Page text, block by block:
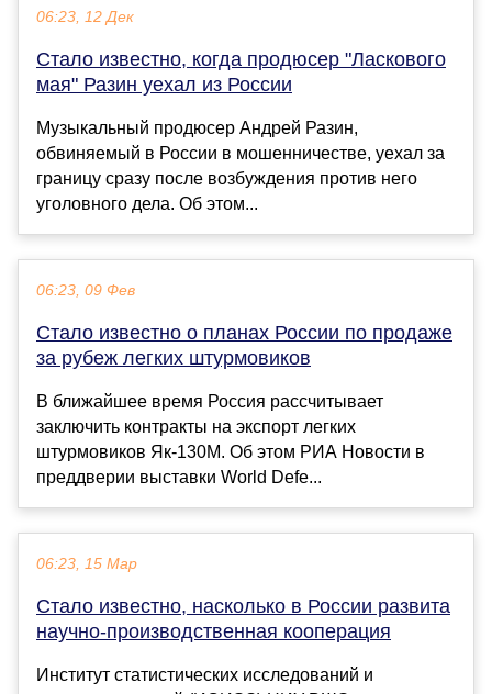
06:23, 12 Дек
Стало известно, когда продюсер "Ласкового
мая" Разин уехал из России
Музыкальный продюсер Андрей Разин,
обвиняемый в России в мошенничестве, уехал за
границу сразу после возбуждения против него
уголовного дела. Об этом...
06:23, 09 Фев
Стало известно о планах России по продаже
за рубеж легких штурмовиков
В ближайшее время Россия рассчитывает
заключить контракты на экспорт легких
штурмовиков Як-130М. Об этом РИА Новости в
преддверии выставки World Defe...
06:23, 15 Мар
Стало известно, насколько в России развита
научно-производственная кооперация
Институт статистических исследований и